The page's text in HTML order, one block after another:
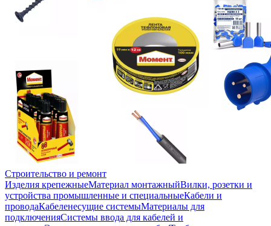
Строительство и ремонт
Изделия крепежныеМатериал монтажныйВилки, розетки и
устройства промышленные и специальныеКабели и
проводаКабеленесущие системыМатериалы для
подключенияСистемы ввода для кабелей и